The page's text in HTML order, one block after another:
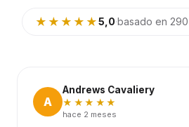
★★★★★5,0·basado en
A
Andrews Cavaliery
★★★★★
hace 2 meses